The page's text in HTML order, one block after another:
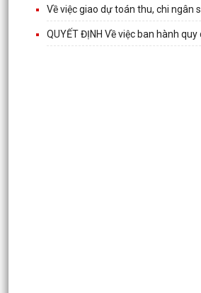
Về việc giao dự toán thu, chi ngân
QUYẾT ĐỊNH Về việc ban hành